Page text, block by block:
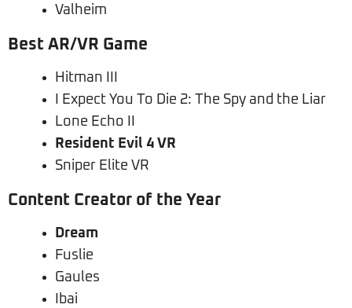
Valheim
Best AR/VR Game
Hitman III
I Expect You To Die 2: The Spy and the Liar
Lone Echo II
Resident Evil 4 VR
Sniper Elite VR
Content Creator of the Year
Dream
Fuslie
Gaules
Ibai